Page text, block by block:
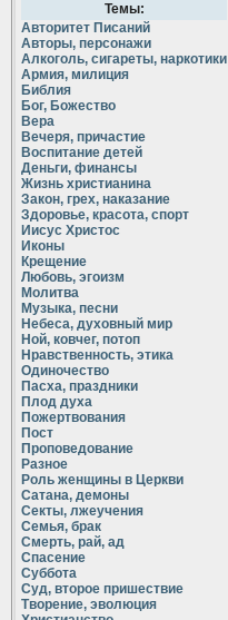
Темы:
Авторитет Писаний
Авторы, персонажи
Алкоголь, сигареты, наркотики
Армия, милиция
Библия
Бог, Божество
Вера
Вечеря, причастие
Воспитание детей
Деньги, финансы
Жизнь христианина
Закон, грех, наказание
Здоровье, красота, спорт
Иисус Христос
Иконы
Крещение
Любовь, эгоизм
Молитва
Музыка, песни
Небеса, духовный мир
Ной, ковчег, потоп
Нравственность, этика
Одиночество
Пасха, праздники
Плод духа
Пожертвования
Пост
Проповедование
Разное
Роль женщины в Церкви
Сатана, демоны
Секты, лжеучения
Семья, брак
Смерть, рай, ад
Спасение
Суббота
Суд, второе пришествие
Творение, эволюция